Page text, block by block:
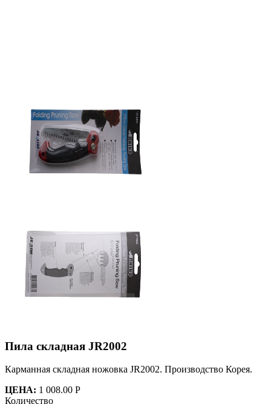
Пила складная JR2002
Карманная складная ножовка JR2002. Производство Корея.
ЦЕНА: 1 008.00 Р
Количество